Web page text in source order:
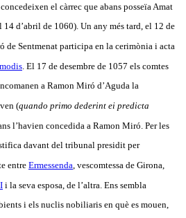
concedeixen el càrrec que abans posseïa Amat
d’abril de 1060). Un any més tard, el 12 de
de Sentmenat participa en la cerimònia i acta
. El 17 de desembre de 1057 els comtes
a Ramon Miró d’Aguda la
(quando primo dederint ei predicta
l’havien concedida a Ramon Miró. Per les
davant del tribunal presidit per
entre Ermessenda , vescomtessa de Girona,
i la seva esposa, de l’altra. Ens sembla
i els nuclis nobiliaris en què es mouen,